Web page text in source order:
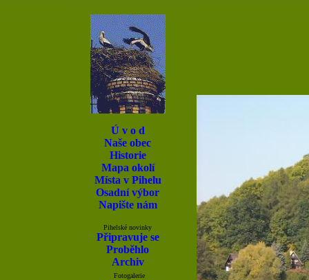
Ú v o d
Naše obec
Historie
Mapa okolí
Místa v Pihelu
Osadní výbor
Napište nám
Pihelské novinky
Připravuje se
Proběhlo
Archiv
Fotogalerie